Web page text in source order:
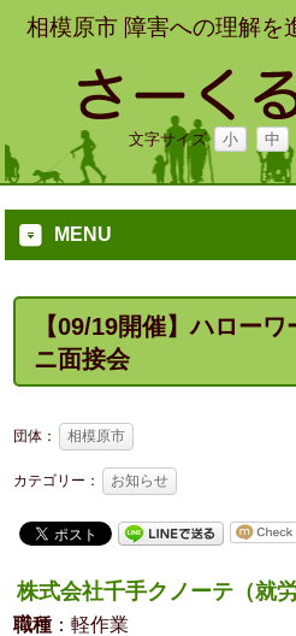
相模原市 障害への理解を
文字サイズ 小 中
MENU
【09/19開催】ハロー
ニ面接会
団体： 相模原市
カテゴリー： お知らせ
株式会社千手クノーテ（就
職種 ：軽作業